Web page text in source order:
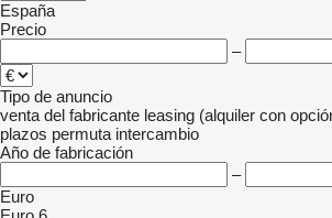
España
Precio
–
Tipo de anuncio
venta del fabricante leasing (alquiler con
plazos permuta intercambio
Año de fabricación
–
Euro